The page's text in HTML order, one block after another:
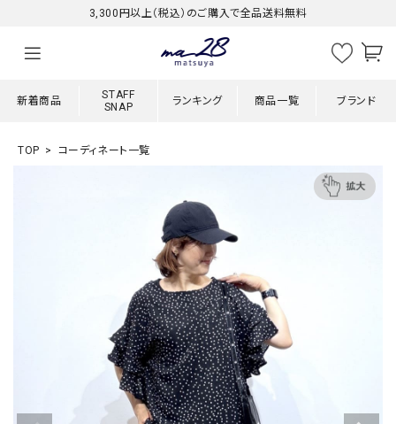
3,300円以上（税込）のご購入で全品送料無料
新着商品
STAFF
SNAP
ランキング 商品一覧 ブランド
TOP コーディネート一覧